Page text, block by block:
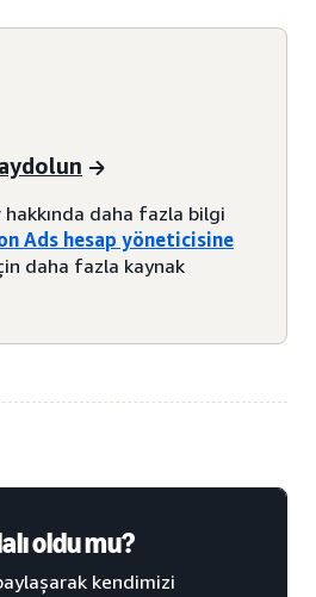
daha fazla bilgi
Ads hesap yöneticisine
daha fazla kaynak
oldu mu?
kendimizi